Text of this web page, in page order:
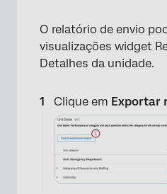
O relatório de envio
visualizações widget
Detalhes da unidade.
Clique em Exportar